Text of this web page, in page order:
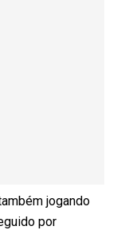
jogando
por